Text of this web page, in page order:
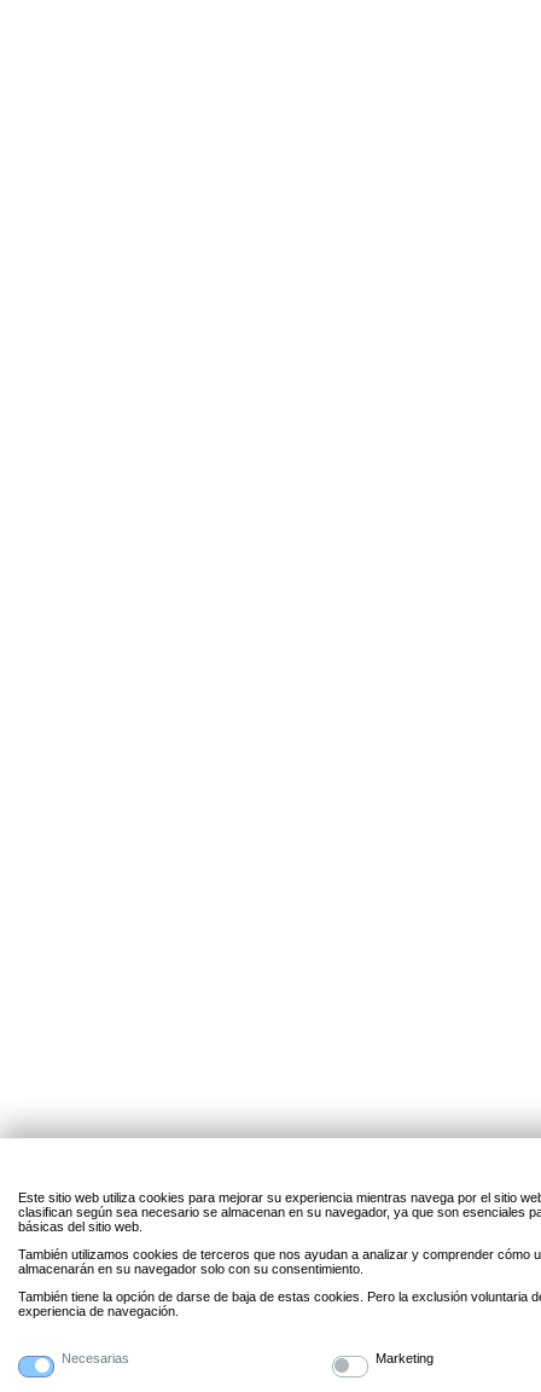
Este sitio web utiliza cookies para mejorar su experiencia mientras navega por el sitio
clasifican según sea necesario se almacenan en su navegador, ya que son esenciales
básicas del sitio web.
También utilizamos cookies de terceros que nos ayudan a analizar y comprender cómo
almacenarán en su navegador solo con su consentimiento.
También tiene la opción de darse de baja de estas cookies. Pero la exclusión voluntaria
experiencia de navegación.
Necesarias Marketing